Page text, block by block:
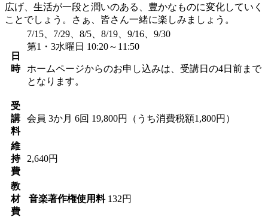
広げ、生活が一段と潤いのある、豊かなものに変化していく
ことでしょう。さぁ、皆さん一緒に楽しみましょう。
日
時
7/15、7/29、8/5、8/19、9/16、9/30
第1・3水曜日 10:20～11:50
ホームページからのお申し込みは、受講日の4日前まで
となります。
受
講
料
会員 3か月 6回 19,800円（うち消費税額1,800円）
維
持
費
2,640円
教
材
費
音楽著作権使用料 132円